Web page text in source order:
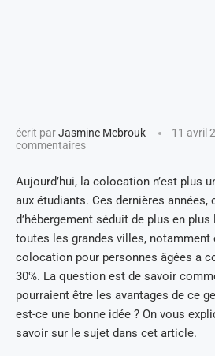
écrit parJasmine Mebrouk 11 avril
commentaires
Aujourd’hui, la colocation n’est plus
aux étudiants. Ces dernières
d’hébergement séduit de plus en
toutes les grandes villes, notamment
colocation pour personnes âgées a
30%. La question est de savoir
pourraient être les avantages de ce
est-ce une bonne idée ? On vous
savoir sur le sujet dans cet article.